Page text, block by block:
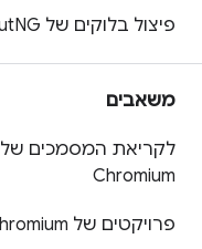
פיצול בלוקים של Layout NG
משאבים
לקריאת המסמכים של
Chromium
פרויקטים של Chromium